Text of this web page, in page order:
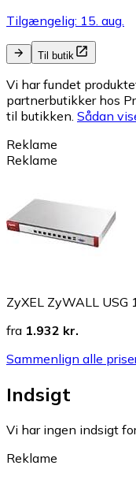
Tilgængelig: 15. aug.
Til butik
Vi har fundet
partnerbutikker hos
til butikken. Sådan
Reklame
Reklame
ZyXEL ZyWALL USG
fra 1.932 kr.
Sammenlign alle
Indsigt
Vi har ingen indsigt
Reklame